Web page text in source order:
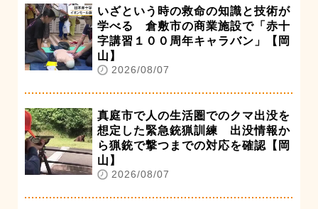
いざという時の救命の知識と技術が
学べる 倉敷市の商業施設で「赤十
字講習１００周年キャラバン」【岡
山】
2026/08/07
真庭市で人の生活圏でのクマ出没を
想定した緊急銃猟訓練 出没情報か
ら猟銃で撃つまでの対応を確認【岡
山】
2026/08/07